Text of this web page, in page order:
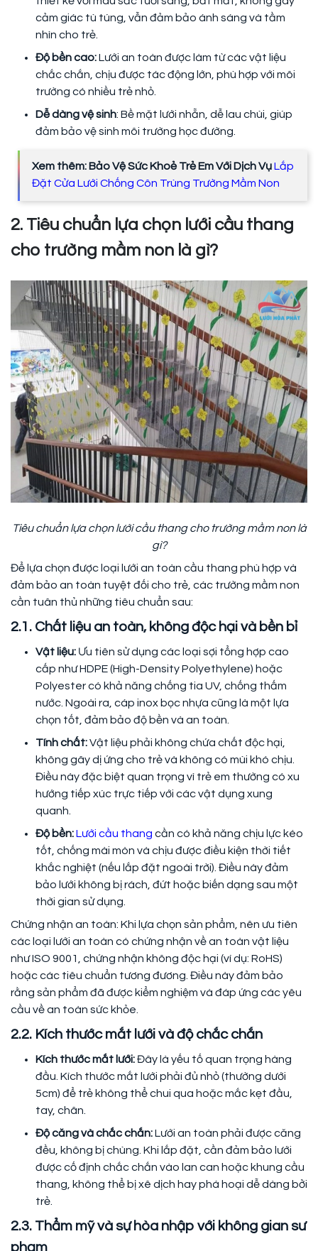
cảm giác tù túng, vẫn đảm bảo ánh sáng và tầm
nhìn cho trẻ.
Độ bền cao:Lưới an toàn được làm từ các vật liệu
chắc chắn, chịu được tác động lớn, phù hợp với môi
trường có nhiều trẻ nhỏ.
Dễ dàng vệ sinh: Bề mặt lưới nhẵn, dễ lau chùi, giúp
đảm bảo vệ sinh môi trường học đường.
Xem thêm: Bảo Vệ Sức Khoẻ Trẻ Em Với Dịch VụLắp
Đặt Cửa Lưới Chống Côn Trùng Trường Mầm Non
2. Tiêu chuẩn lựa chọn lưới cầu thang
cho trường mầm non là gì?
Tiêu chuẩn lựa chọn lưới cầu thang cho trường mầm non là
gì?
Để lựa chọn được loại lưới an toàn cầu thang phù hợp và
đảm bảo an toàn tuyệt đối cho trẻ, các trường mầm non
cần tuân thủ những tiêu chuẩn sau:
2.1. Chất liệu an toàn, không độc hại và bền bỉ
Vật liệu: Ưu tiên sử dụng các loại sợi tổng hợp cao
cấp như HDPE (High-Density Polyethylene) hoặc
Polyester có khả năng chống tia UV, chống thấm
nước. Ngoài ra, cáp inox bọc nhựa cũng là một lựa
chọn tốt, đảm bảo độ bền và an toàn.
Tính chất:Vật liệu phải không chứa chất độc hại,
không gây dị ứng cho trẻ và không có mùi khó chịu.
Điều này đặc biệt quan trọng vì trẻ em thường có xu
hướng tiếp xúc trực tiếp với các vật dụng xung
quanh.
Độ bền:Lưới cầu thang cần có khả năng chịu lực kéo
tốt, chống mài mòn và chịu được điều kiện thời tiết
khắc nghiệt (nếu lắp đặt ngoài trời). Điều này đảm
bảo lưới không bị rách, đứt hoặc biến dạng sau một
thời gian sử dụng.
Chứng nhận an toàn: Khi lựa chọn sản phẩm, nên ưu tiên
các loại lưới an toàn có chứng nhận về an toàn vật liệu
như ISO 9001, chứng nhận không độc hại (ví dụ: RoHS)
hoặc các tiêu chuẩn tương đương. Điều này đảm bảo
rằng sản phẩm đã được kiểm nghiệm và đáp ứng các yêu
cầu về an toàn sức khỏe.
2.2. Kích thước mắt lưới và độ chắc chắn
Kích thước mắt lưới:Đây là yếu tố quan trọng hàng
đầu. Kích thước mắt lưới phải đủ nhỏ (thường dưới
5cm) để trẻ không thể chui qua hoặc mắc kẹt đầu,
tay, chân.
Độ căng và chắc chắn:Lưới an toàn phải được căng
đều, không bị chùng. Khi lắp đặt, cần đảm bảo lưới
được cố định chắc chắn vào lan can hoặc khung cầu
thang, không thể bị xê dịch hay phá hoại dễ dàng bởi
trẻ.
2.3. Thẩm mỹ và sự hòa nhập với không gian sư
phạm